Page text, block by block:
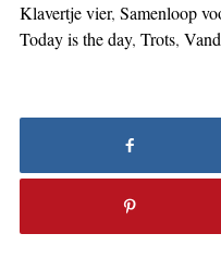
Klavertje vier, Samenloop
Today is the day, Trots,